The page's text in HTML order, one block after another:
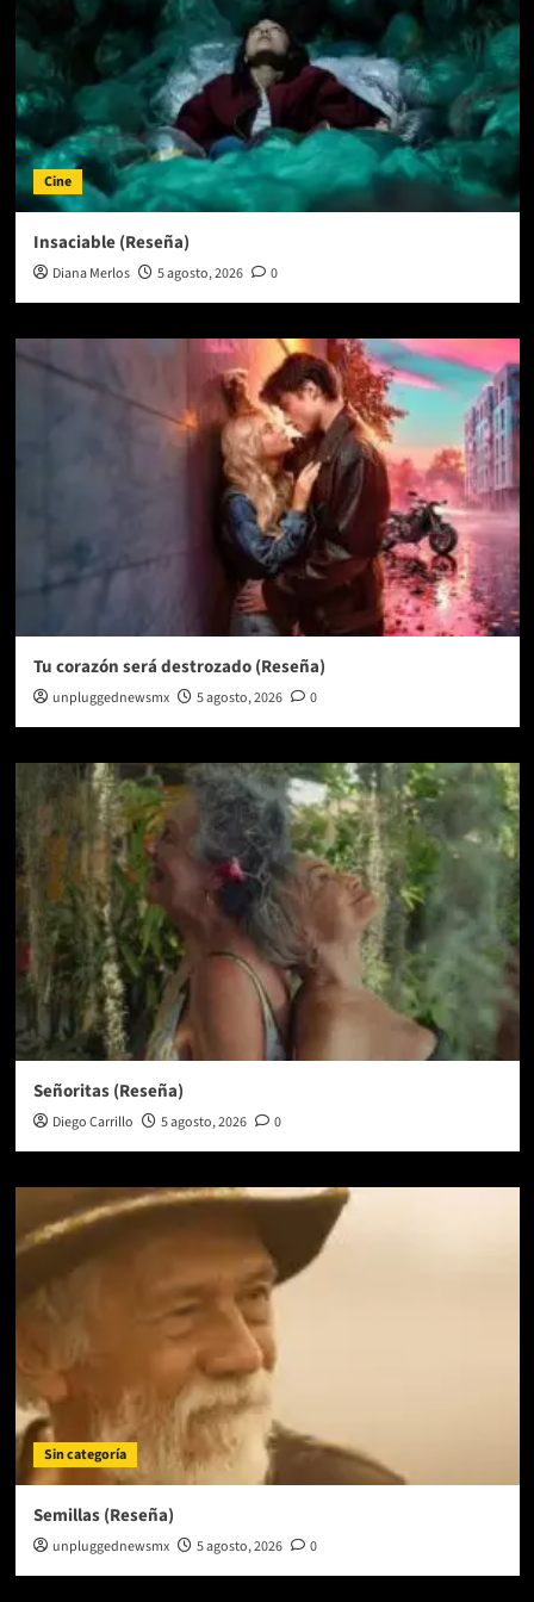
Cine
Insaciable (Reseña)
Diana Merlos 5 agosto, 2026 0
Tu corazón será destrozado (Reseña)
unpluggednewsmx 5 agosto, 2026 0
Señoritas (Reseña)
Diego Carrillo 5 agosto, 2026 0
Sin categoría
Semillas (Reseña)
unpluggednewsmx 5 agosto, 2026 0